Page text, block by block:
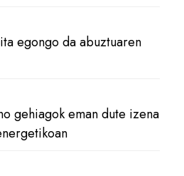
egongo da abuztuaren
gehiagok eman dute izena